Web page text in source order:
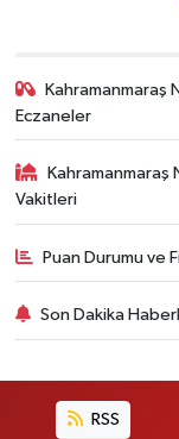
Kahramanmaraş
Eczaneler
Kahramanmaraş
Vakitleri
Puan Durumu ve
Son Dakika
RSS